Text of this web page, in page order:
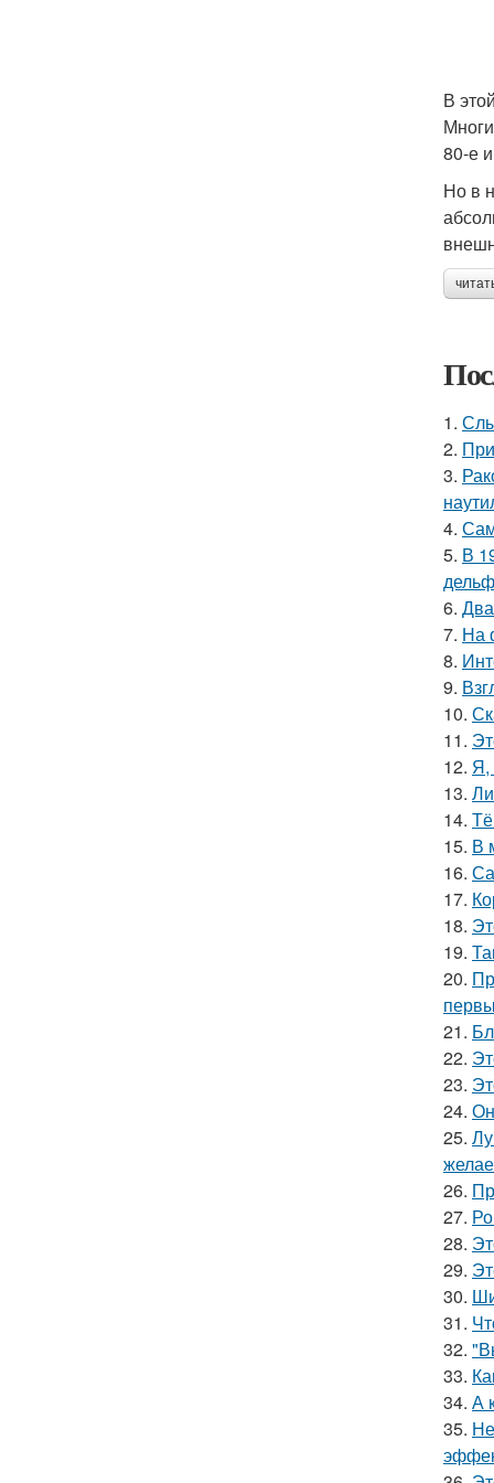
В
80-е
Но в
1.
2.
3.
4.
5. В
6.
7. На
8.
9.
10.
11.
12. Я,
13.
14.
15. В
16.
17.
18.
19.
20.
21.
22.
23.
24.
25.
26.
27.
28.
29.
30.
31.
32.
33.
34. А
35.